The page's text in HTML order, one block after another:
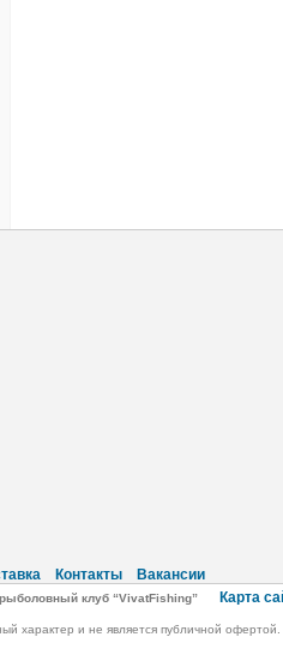
Контакты Вакансии
рыболовный клуб “VivatFishing”
Карта
характер и не является публичной офертой.